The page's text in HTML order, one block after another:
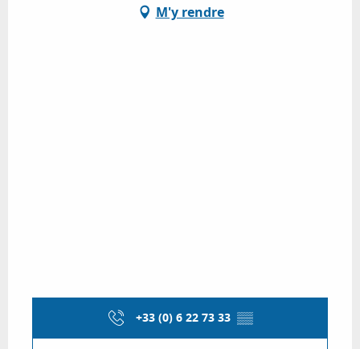
M'y rendre
+33 (0) 6 22 73 33 ▒▒